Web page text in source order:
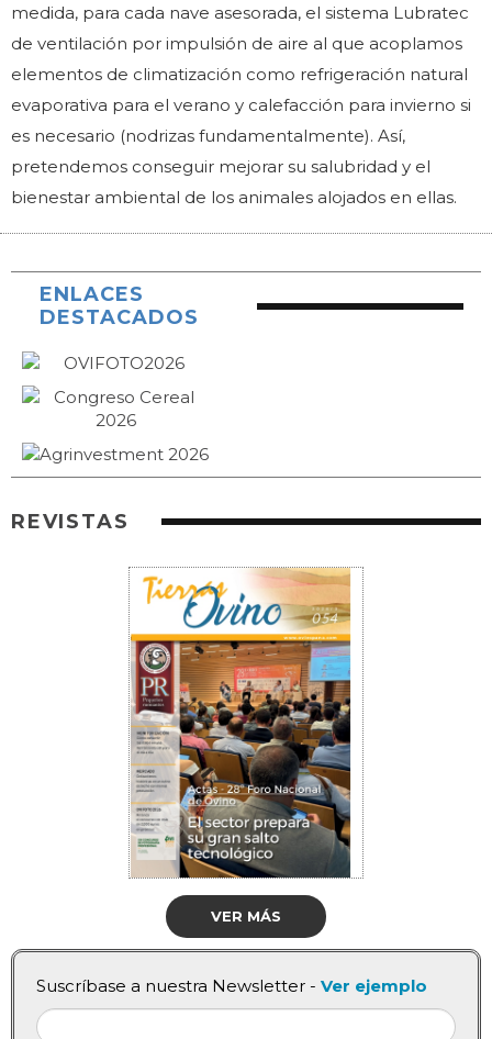
medida, para cada nave asesorada, el sistema Lubratec
de ventilación por impulsión de aire al que acoplamos
elementos de climatización como refrigeración natural
evaporativa para el verano y calefacción para invierno si
es necesario (nodrizas fundamentalmente). Así,
pretendemos conseguir mejorar su salubridad y el
bienestar ambiental de los animales alojados en ellas.
ENLACES
DESTACADOS
REVISTAS
VER MÁS
Suscríbase a nuestra Newsletter - Ver ejemplo